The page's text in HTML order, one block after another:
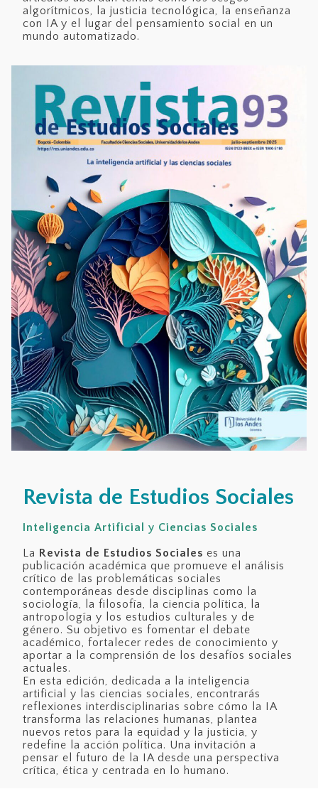
algorítmicos, la justicia tecnológica, la enseñanza
con IA y el lugar del pensamiento social en un
mundo automatizado.
Revista de Estudios Sociales
Inteligencia Artificial y Ciencias Sociales
La Revista de Estudios Sociales es una
publicación académica que promueve el análisis
crítico de las problemáticas sociales
contemporáneas desde disciplinas como la
sociología, la filosofía, la ciencia política, la
antropología y los estudios culturales y de
género. Su objetivo es fomentar el debate
académico, fortalecer redes de conocimiento y
aportar a la comprensión de los desafíos sociales
actuales.
En esta edición, dedicada a la inteligencia
artificial y las ciencias sociales, encontrarás
reflexiones interdisciplinarias sobre cómo la IA
transforma las relaciones humanas, plantea
nuevos retos para la equidad y la justicia, y
redefine la acción política. Una invitación a
pensar el futuro de la IA desde una perspectiva
crítica, ética y centrada en lo humano.